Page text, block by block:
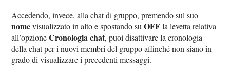
Accedendo, invece, alla chat di gruppo, premendo sul suo
nomevisualizzato in alto e spostando suOFFla levetta relativa
all’opzioneCronologia chat, puoi disattivare la cronologia
della chat per i nuovi membri del gruppo affinché non siano in
grado di visualizzare i precedenti messaggi.